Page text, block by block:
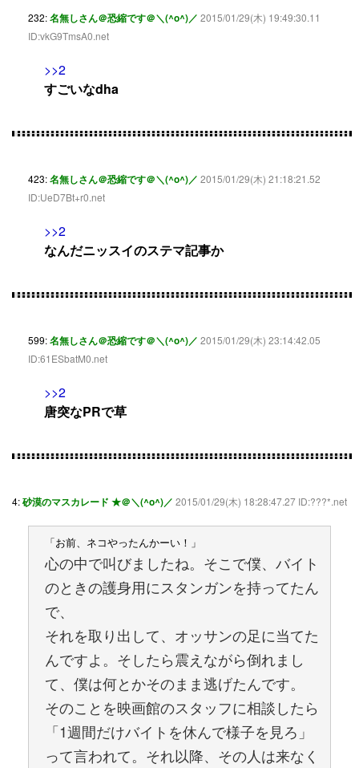
232:名無しさん＠恐縮です＠＼(^o^)／ 2015/01/29(木) 19:49:30.11
ID:vkG9TmsA0.net
>>2
すごいなdha
423:名無しさん＠恐縮です＠＼(^o^)／ 2015/01/29(木) 21:18:21.52
ID:UeD7Bt+r0.net
>>2
なんだニッスイのステマ記事か
599:名無しさん＠恐縮です＠＼(^o^)／ 2015/01/29(木) 23:14:42.05
ID:61ESbatM0.net
>>2
唐突なPRで草
4:砂漠のマスカレード ★＠＼(^o^)／ 2015/01/29(木) 18:28:47.27 ID:???*.net
「お前、ネコやったんかーい！」
心の中で叫びましたね。そこで僕、バイト
のときの護身用にスタンガンを持ってたん
で、
それを取り出して、オッサンの足に当てた
んですよ。そしたら震えながら倒れまし
て、僕は何とかそのまま逃げたんです。
そのことを映画館のスタッフに相談したら
「1週間だけバイトを休んで様子を見ろ」
って言われて。それ以降、その人は来なく